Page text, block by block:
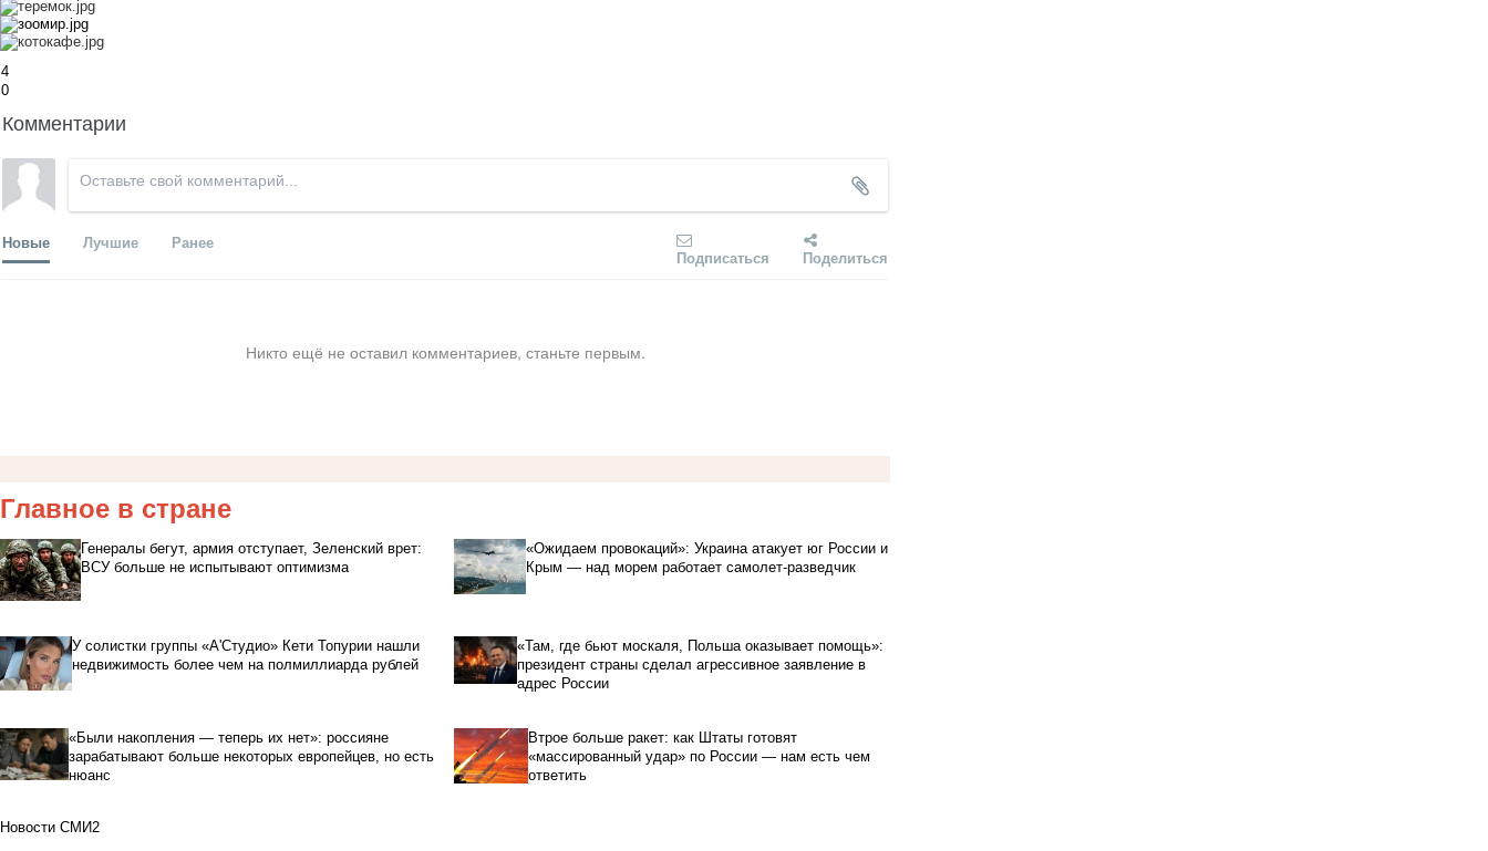
4
0
Комментарии
Новые Лучшие Ранее
Подписаться Поделиться
Никто ещё не оставил комментариев, станьте первым.
Главное в стране
Генералы бегут, армия отступает, Зеленский врет:
ВСУ больше не испытывают оптимизма
«Ожидаем провокаций»: Украина атакует юг России и
Крым — над морем работает самолет-разведчик
У солистки группы «А'Студио» Кети Топурии нашли
недвижимость более чем на полмиллиарда рублей
«Там, где бьют москаля, Польша оказывает помощь»:
президент страны сделал агрессивное заявление в
адрес России
«Были накопления — теперь их нет»: россияне
зарабатывают больше некоторых европейцев, но есть
нюанс
Втрое больше ракет: как Штаты готовят
«массированный удар» по России — нам есть чем
ответить
Новости СМИ2